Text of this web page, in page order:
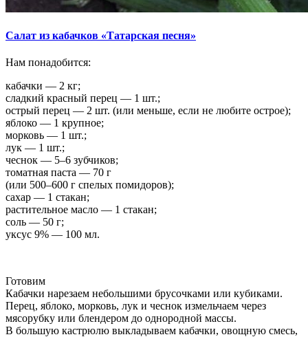
Салат из кабачков «Татарская песня»
Нам понадобится:
кабачки — 2 кг;
сладкий красный перец — 1 шт.;
острый перец — 2 шт. (или меньше, если не любите острое);
яблоко — 1 крупное;
морковь — 1 шт.;
лук — 1 шт.;
чеснок — 5–6 зубчиков;
томатная паста — 70 г
(или 500–600 г спелых помидоров);
сахар — 1 стакан;
растительное масло — 1 стакан;
соль — 50 г;
уксус 9% — 100 мл.
Готовим
Кабачки нарезаем небольшими брусочками или кубиками.
Перец, яблоко, морковь, лук и чеснок измельчаем через
мясорубку или блендером до однородной массы.
В большую кастрюлю выкладываем кабачки, овощную смесь,